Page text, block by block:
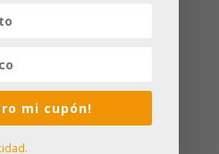
¡Oferta!
mi cupón!